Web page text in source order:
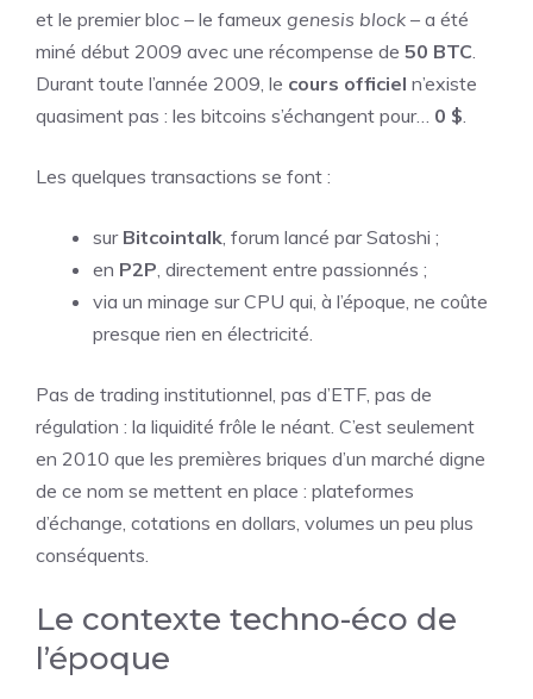
et le premier bloc – le fameux genesis block – a été
miné début 2009 avec une récompense de 50 BTC.
Durant toute l’année 2009, le cours officiel n’existe
quasiment pas : les bitcoins s’échangent pour… 0 $.
Les quelques transactions se font :
sur Bitcointalk, forum lancé par Satoshi ;
en P2P, directement entre passionnés ;
via un minage sur CPU qui, à l’époque, ne coûte
presque rien en électricité.
Pas de trading institutionnel, pas d’ETF, pas de
régulation : la liquidité frôle le néant. C’est seulement
en 2010 que les premières briques d’un marché digne
de ce nom se mettent en place : plateformes
d’échange, cotations en dollars, volumes un peu plus
conséquents.
Le contexte techno-éco de
l’époque